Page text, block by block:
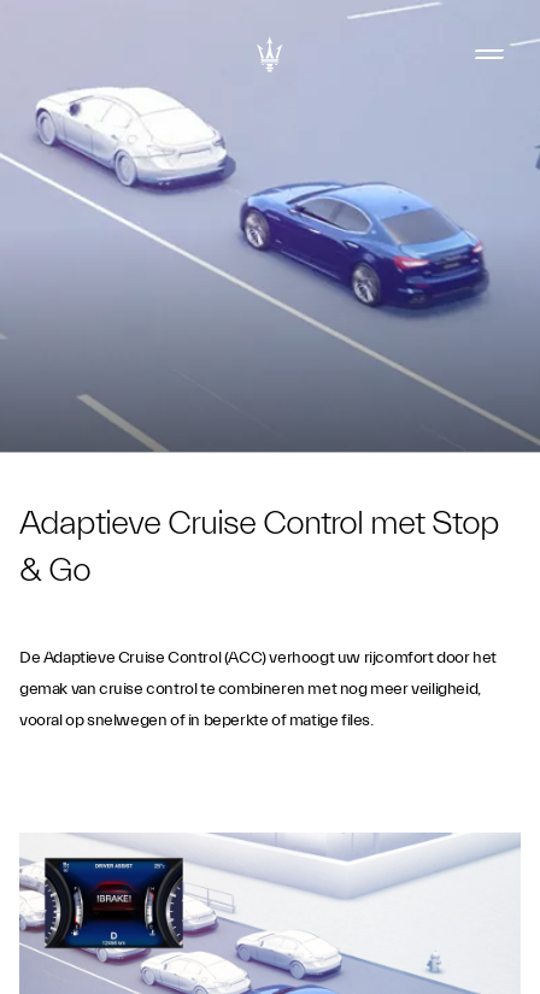
Warning Plus
Adaptieve Cruise Control met Stop
& Go
De Adaptieve Cruise Control (ACC) verhoogt uw rijcomfort door het
gemak van cruise control te combineren met nog meer veiligheid,
vooral op snelwegen of in beperkte of matige files.